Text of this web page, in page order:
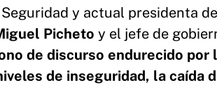
y actual presidenta
Picheto y el jefe de
de discurso endurecido por
de inseguridad, la caída